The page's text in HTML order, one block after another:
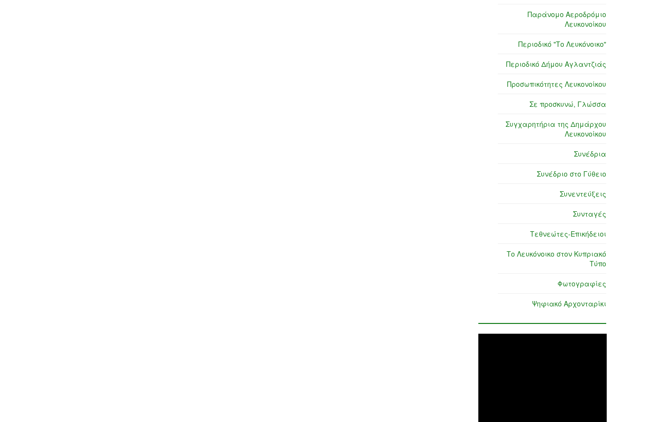
Παράνομο Αεροδρόμιο
Λευκονοίκου
Περιοδικό "Το Λευκόνοικο"
Περιοδικό Δήμου Αγλαντζιάς
Προσωπικότητες Λευκονοίκου
Σε προσκυνώ, Γλώσσα
Συγχαρητήρια της Δημάρχου
Λευκονοίκου
Συνέδρια
Συνέδριο στο Γύθειο
Συνεντεύξεις
Συνταγές
Τεθνεώτες-Επικήδειοι
Το Λευκόνοικο στον Κυπριακό
Τύπο
Φωτογραφίες
Ψηφιακό Αρχονταρίκι